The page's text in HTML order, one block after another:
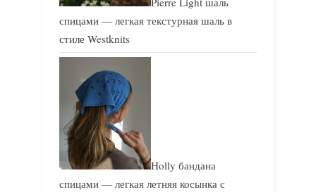
спицами — легкая текстурная шаль в
стиле Westknits
Holly бандана
спицами — легкая летняя косынка с